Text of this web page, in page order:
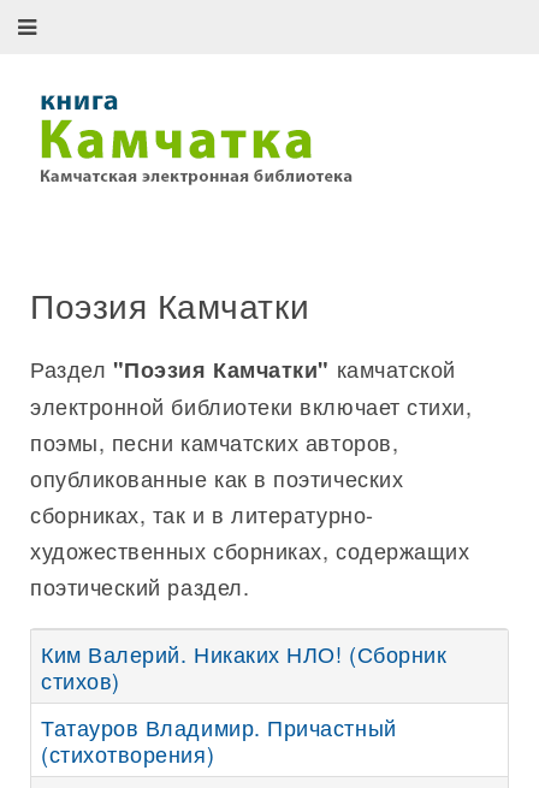
Поэзия Камчатки
Раздел "Поэзия Камчатки" камчатской
электронной библиотеки включает стихи,
поэмы, песни камчатских авторов,
опубликованные как в поэтических
сборниках, так и в литературно-
художественных сборниках, содержащих
поэтический раздел.
Ким Валерий. Никаких НЛО! (Сборник
стихов)
Татауров Владимир. Причастный
(стихотворения)